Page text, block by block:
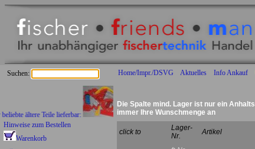
Home/Impr./DSVG Aktuelles Info Ankauf
Suchen:
ältere Teile lieferbar:
Hinweise zum Bestellen
Warenkorb
Die Spalte mind. Lager ist nur ein
immer Ihre Wunschmenge an
click to
Lager-
Nr.
Artikel